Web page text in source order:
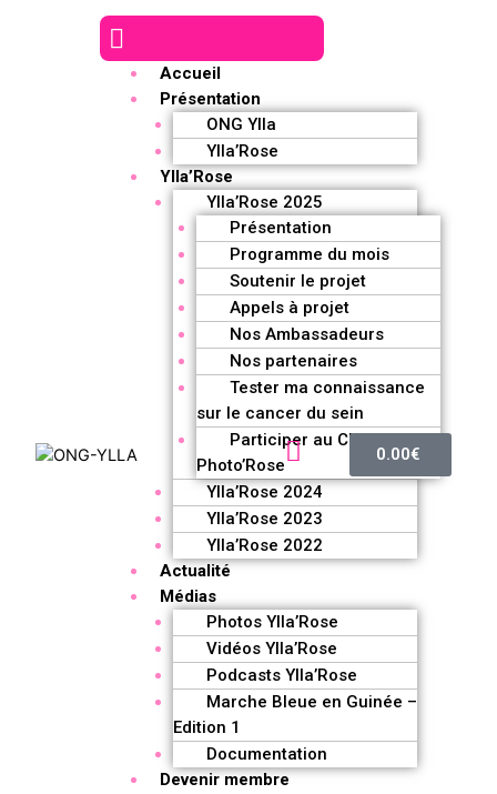
Accueil
Présentation
ONG Ylla
Ylla’Rose
Ylla’Rose
Ylla’Rose 2025
Présentation
Programme du mois
Soutenir le projet
Appels à projet
Nos Ambassadeurs
Nos partenaires
Tester ma connaissance
sur le cancer du sein
Participer au Challenge
Photo’Rose
Ylla’Rose 2024
Ylla’Rose 2023
Ylla’Rose 2022
Actualité
Médias
Photos Ylla’Rose
Vidéos Ylla’Rose
Podcasts Ylla’Rose
Marche Bleue en Guinée –
Edition 1
Documentation
Devenir membre
0.00€